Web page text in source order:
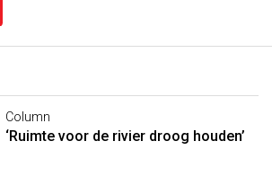
Column
‘Ruimte voor de rivier droog houden’